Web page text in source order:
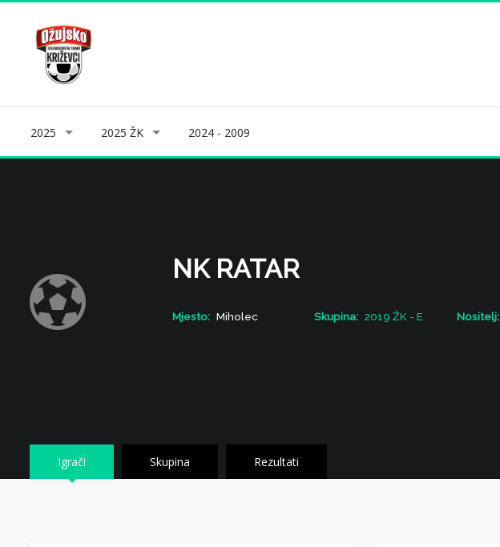
2025 2025 ŽK 2024 - 2009
NK RATAR
Mjesto: Miholec Skupina: 2019 ŽK - E Nositelj:
Igrači Skupina Rezultati